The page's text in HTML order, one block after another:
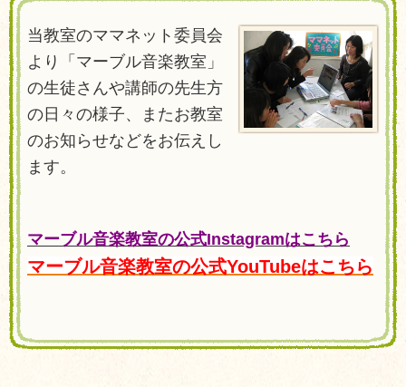
当教室のママネット委員会
より「マーブル音楽教室」
の生徒さんや講師の先生方
の日々の様子、またお教室
のお知らせなどをお伝えし
ます。
マーブル音楽教室の公式Instagramはこちら
マーブル音楽教室の公式YouTubeはこちら